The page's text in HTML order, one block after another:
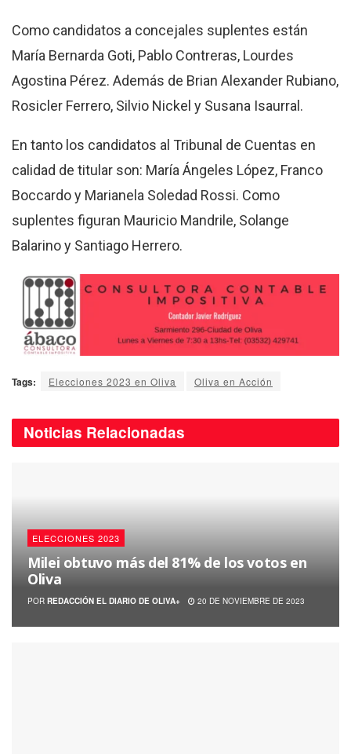
Como candidatos a concejales suplentes están
María Bernarda Goti, Pablo Contreras, Lourdes
Agostina Pérez. Además de Brian Alexander Rubiano,
Rosicler Ferrero, Silvio Nickel y Susana Isaurral.
En tanto los candidatos al Tribunal de Cuentas en
calidad de titular son: María Ángeles López, Franco
Boccardo y Marianela Soledad Rossi. Como
suplentes figuran Mauricio Mandrile, Solange
Balarino y Santiago Herrero.
Tags: Elecciones 2023 en Oliva Oliva en Acción
Noticias Relacionadas
ELECCIONES 2023
Milei obtuvo más del 81% de los votos en
Oliva
POR REDACCIÓN EL DIARIO DE OLIVA+ 20 DE NOVIEMBRE DE 2023